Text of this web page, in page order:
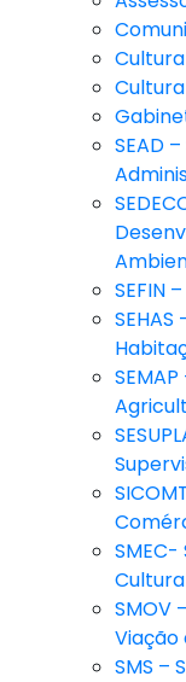
Cultura
SEAD
SEFIN
Cultura
SMOV
Viação
SMS –